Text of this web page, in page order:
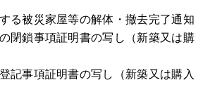
る被災家屋等の解体・撤去完了通知
閉鎖事項証明書の写し（新築又は購
記事項証明書の写し（新築又は購入